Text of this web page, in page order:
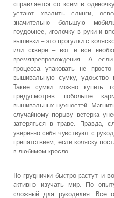
справляется со всем в
устают хвалить слинги,
значительно большую
поудобнее, иголочку в руки и
вышивки – это прогулки с
или сквере – вот и все
времяпрепровождения. А
процесса упаковать не
вышивальную сумку, удобство
Такие сумки можно купить
предусмотрев побольше
вышивальных нужностей.
случайному порыву ветерка
затеряться в траве. Правда,
уверенно себя чувствуют с
препятствием, если коляску
в любимом кресле.
Но груднички быстро растут, и
активно изучать мир. По
сложный для рукоделия. Все